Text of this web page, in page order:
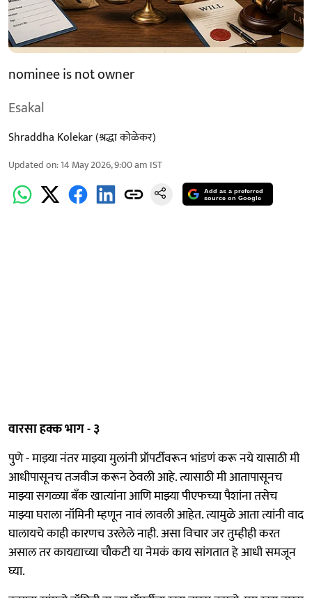
nominee is not owner
Esakal
Shraddha Kolekar (श्रद्धा कोळेकर)
Updated on:14 May 2026, 9:00 am IST
Add as a preferred
source on Google
वारसा हक्क भाग - ३
पुणे - माझ्या नंतर माझ्या मुलांनी प्रॉपर्टीवरून भांडणं करू नये यासाठी मी
आधीपासूनच तजवीज करून ठेवली आहे. त्यासाठी मी आतापासूनच
माझ्या सगळ्या बँक खात्यांना आणि माझ्या पीएफच्या पैशांना तसेच
माझ्या घराला नॉमिनी म्हणून नावं लावली आहेत. त्यामुळे आता त्यांनी वाद
घालायचे काही कारणच उरलेले नाही. असा विचार जर तुम्हीही करत
असाल तर कायद्याच्या चौकटी या नेमकं काय सांगतात हे आधी समजून
घ्या.